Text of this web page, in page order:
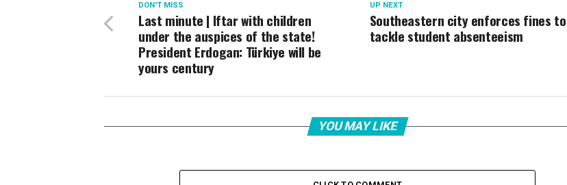
UP NEXT
Southeastern city enforces fines to
tackle student absenteeism
DON'T MISS
Last minute | Iftar with children
under the auspices of the state!
President Erdogan: Türkiye will be
yours century
YOU MAY LIKE